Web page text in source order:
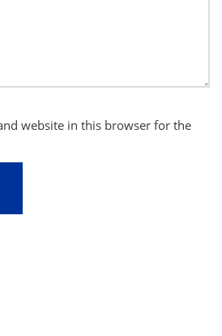
website in this browser for the